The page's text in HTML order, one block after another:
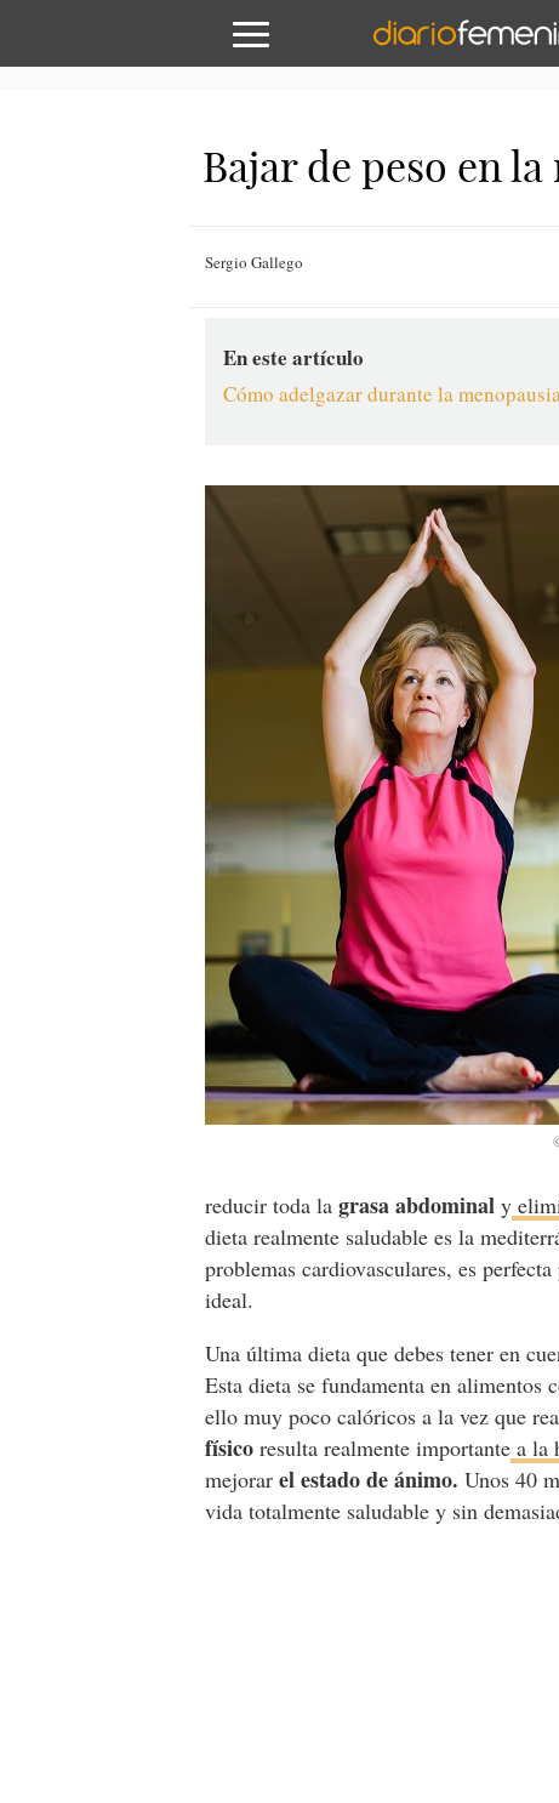
Bajar de peso en
Sergio Gallego
En este artículo
Cómo adelgazar durante la
reducir toda lagrasa abdominal y
dieta realmente saludable es la
problemas cardiovasculares, es perfecta
ideal.
Una última dieta que debes tener en
Esta dieta se fundamenta en
ello muy poco calóricos a la vez que
físico resulta realmente importante a la
mejorarel estado de ánimo. Unos 40
vida totalmente saludable y sin